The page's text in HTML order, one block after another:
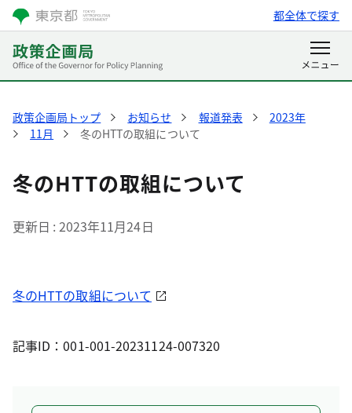
都全体で探す
政策企画局トップ お知らせ 報道発表
2023年
11月
冬のHTTの取組について
冬のHTTの取組について
更新日 2023年11月24日
冬のHTTの取組について
記事ID：001-001-20231124-007320